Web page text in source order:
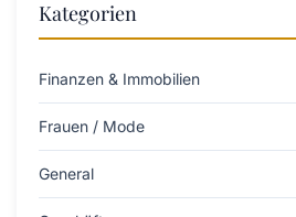
Kategorien
Finanzen & Immobilien
Frauen / Mode
General